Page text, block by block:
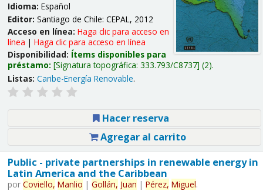
Idioma: Español
Editor: Santiago de Chile: CEPAL, 2012
Acceso en línea: Haga clic para acceso en
línea | Haga clic para acceso en línea
Disponibilidad: Ítems disponibles para
préstamo: Signatura topográfica: 333.793/C8737 (2).
Listas: Caribe-Energía Renovable.
Hacer reserva
Agregar al carrito
Public - private partnerships in renewable energy in
Latin America and the Caribbean
por Coviello, Manlio | Gollán, Juan | Pérez, Miguel.